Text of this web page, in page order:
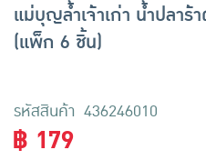
แม่บุญล้ำเจ้าเก่า น้ำปลาร้
(แพ็ก 6 ชิ้น)
รหัสสินค้า 436246010
฿ 179